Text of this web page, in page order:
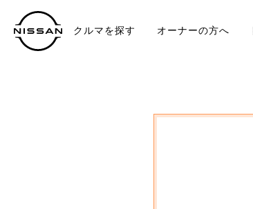
クルマを探す オーナーの方へ